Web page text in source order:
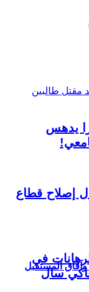
المستقبل
يدهس
إصلاح قطاع
في
سال